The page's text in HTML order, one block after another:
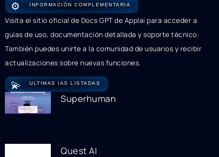
⚙️ INFORMACIÓN COMPLEMENTARIA
Visita el sitio oficial de Docs GPT de Applai para acceder a
guías de uso, documentación detallada y soporte técnico.
También puedes unirte a la comunidad de usuarios y recibir
actualizaciones sobre nuevas funciones.
💫 ULTIMAS IAS LISTADAS
Superhuman
Quest AI